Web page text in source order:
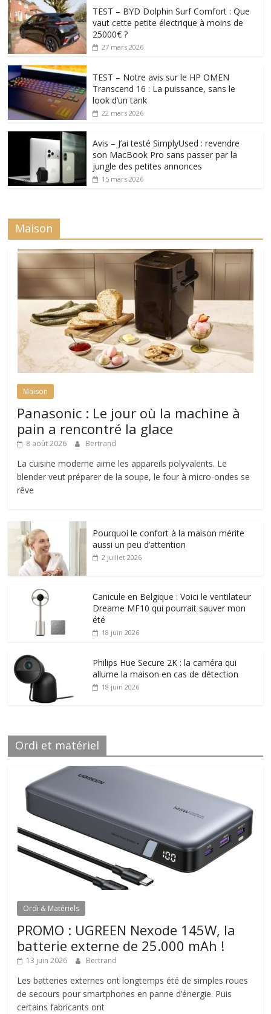
TEST – BYD Dolphin Surf Comfort : Que
vaut cette petite électrique à moins de
25000€ ?
27 mars 2026
TEST – Notre avis sur le HP OMEN
Transcend 16 : La puissance, sans le
look d’un tank
22 mars 2026
Avis – J’ai testé SimplyUsed : revendre
son MacBook Pro sans passer par la
jungle des petites annonces
15 mars 2026
Maison
Maison
Panasonic : Le jour où la machine à
pain a rencontré la glace
8 août 2026 Bertrand
La cuisine moderne aime les appareils polyvalents. Le
blender veut préparer de la soupe, le four à micro-ondes se
rêve
Pourquoi le confort à la maison mérite
aussi un peu d’attention
2 juillet 2026
Canicule en Belgique : Voici le ventilateur
Dreame MF10 qui pourrait sauver mon
été
18 juin 2026
Philips Hue Secure 2K : la caméra qui
allume la maison en cas de détection
18 juin 2026
Ordi et matériel
Ordi & Matériels
PROMO : UGREEN Nexode 145W, la
batterie externe de 25.000 mAh !
13 juin 2026 Bertrand
Les batteries externes ont longtemps été de simples roues
de secours pour smartphones en panne d’énergie. Puis
certains fabricants ont